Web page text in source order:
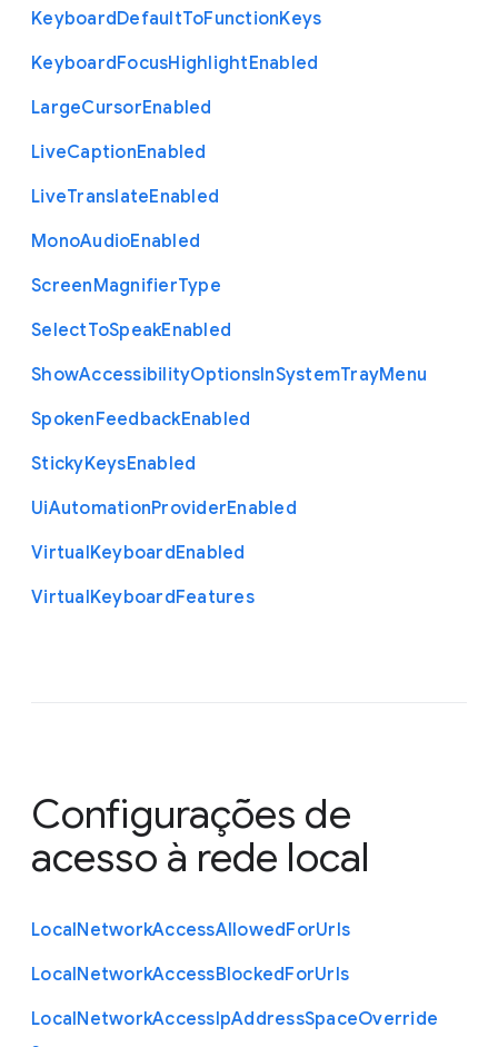
KeyboardDefaultToFunctionKeys
KeyboardFocusHighlightEnabled
LargeCursorEnabled
LiveCaptionEnabled
LiveTranslateEnabled
MonoAudioEnabled
ScreenMagnifierType
SelectToSpeakEnabled
ShowAccessibilityOptionsInSystemTrayMenu
SpokenFeedbackEnabled
StickyKeysEnabled
UiAutomationProviderEnabled
VirtualKeyboardEnabled
VirtualKeyboardFeatures
Configurações de
acesso à rede local
LocalNetworkAccessAllowedForUrls
LocalNetworkAccessBlockedForUrls
LocalNetworkAccessIpAddressSpaceOverride